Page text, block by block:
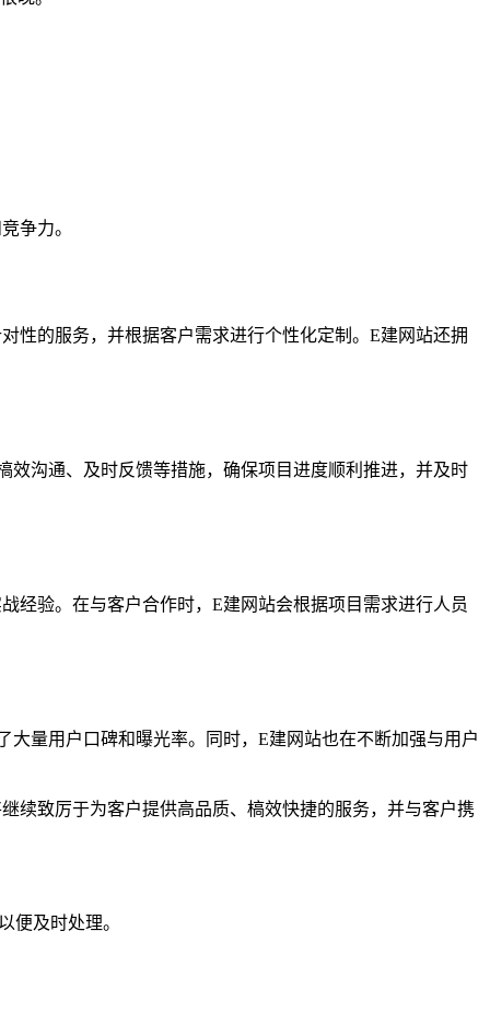
争力。
性的服务，并根据客户需求进行个性化定制。E建网站还拥
沟通、及时反馈等措施，确保项目进度顺利推进，并及时
经验。在与客户合作时，E建网站会根据项目需求进行人员
量用户口碑和曝光率。同时，E建网站也在不断加强与用户
续致厉于为客户提供高品质、槁效快捷的服务，并与客户携
便及时处理。